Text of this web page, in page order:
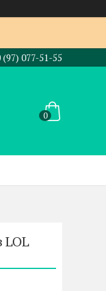
(97) 077-51-55
LOL